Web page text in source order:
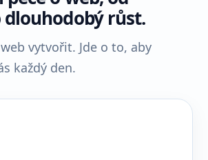
růst.
vytvořit. Jde o to, aby
každý den.